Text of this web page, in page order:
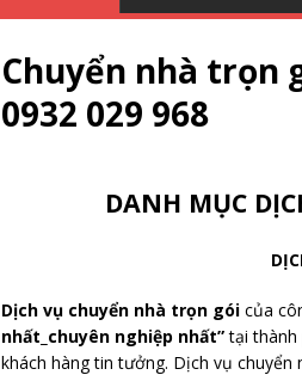
Chuyển nhà trọn
0932 029 968
DANH MỤC
Dịch vụ chuyển nhà trọn gói của
nhất_chuyên nghiệp nhất”tại thành
khách hàng tin tưởng. Dịch vụ chuyển